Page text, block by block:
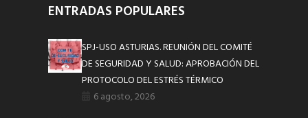
ENTRADAS POPULARES
SPJ-USO ASTURIAS. REUNIÓN DEL COMITÉ
DE SEGURIDAD Y SALUD: APROBACIÓN DEL
PROTOCOLO DEL ESTRÉS TÉRMICO
6 agosto, 2026